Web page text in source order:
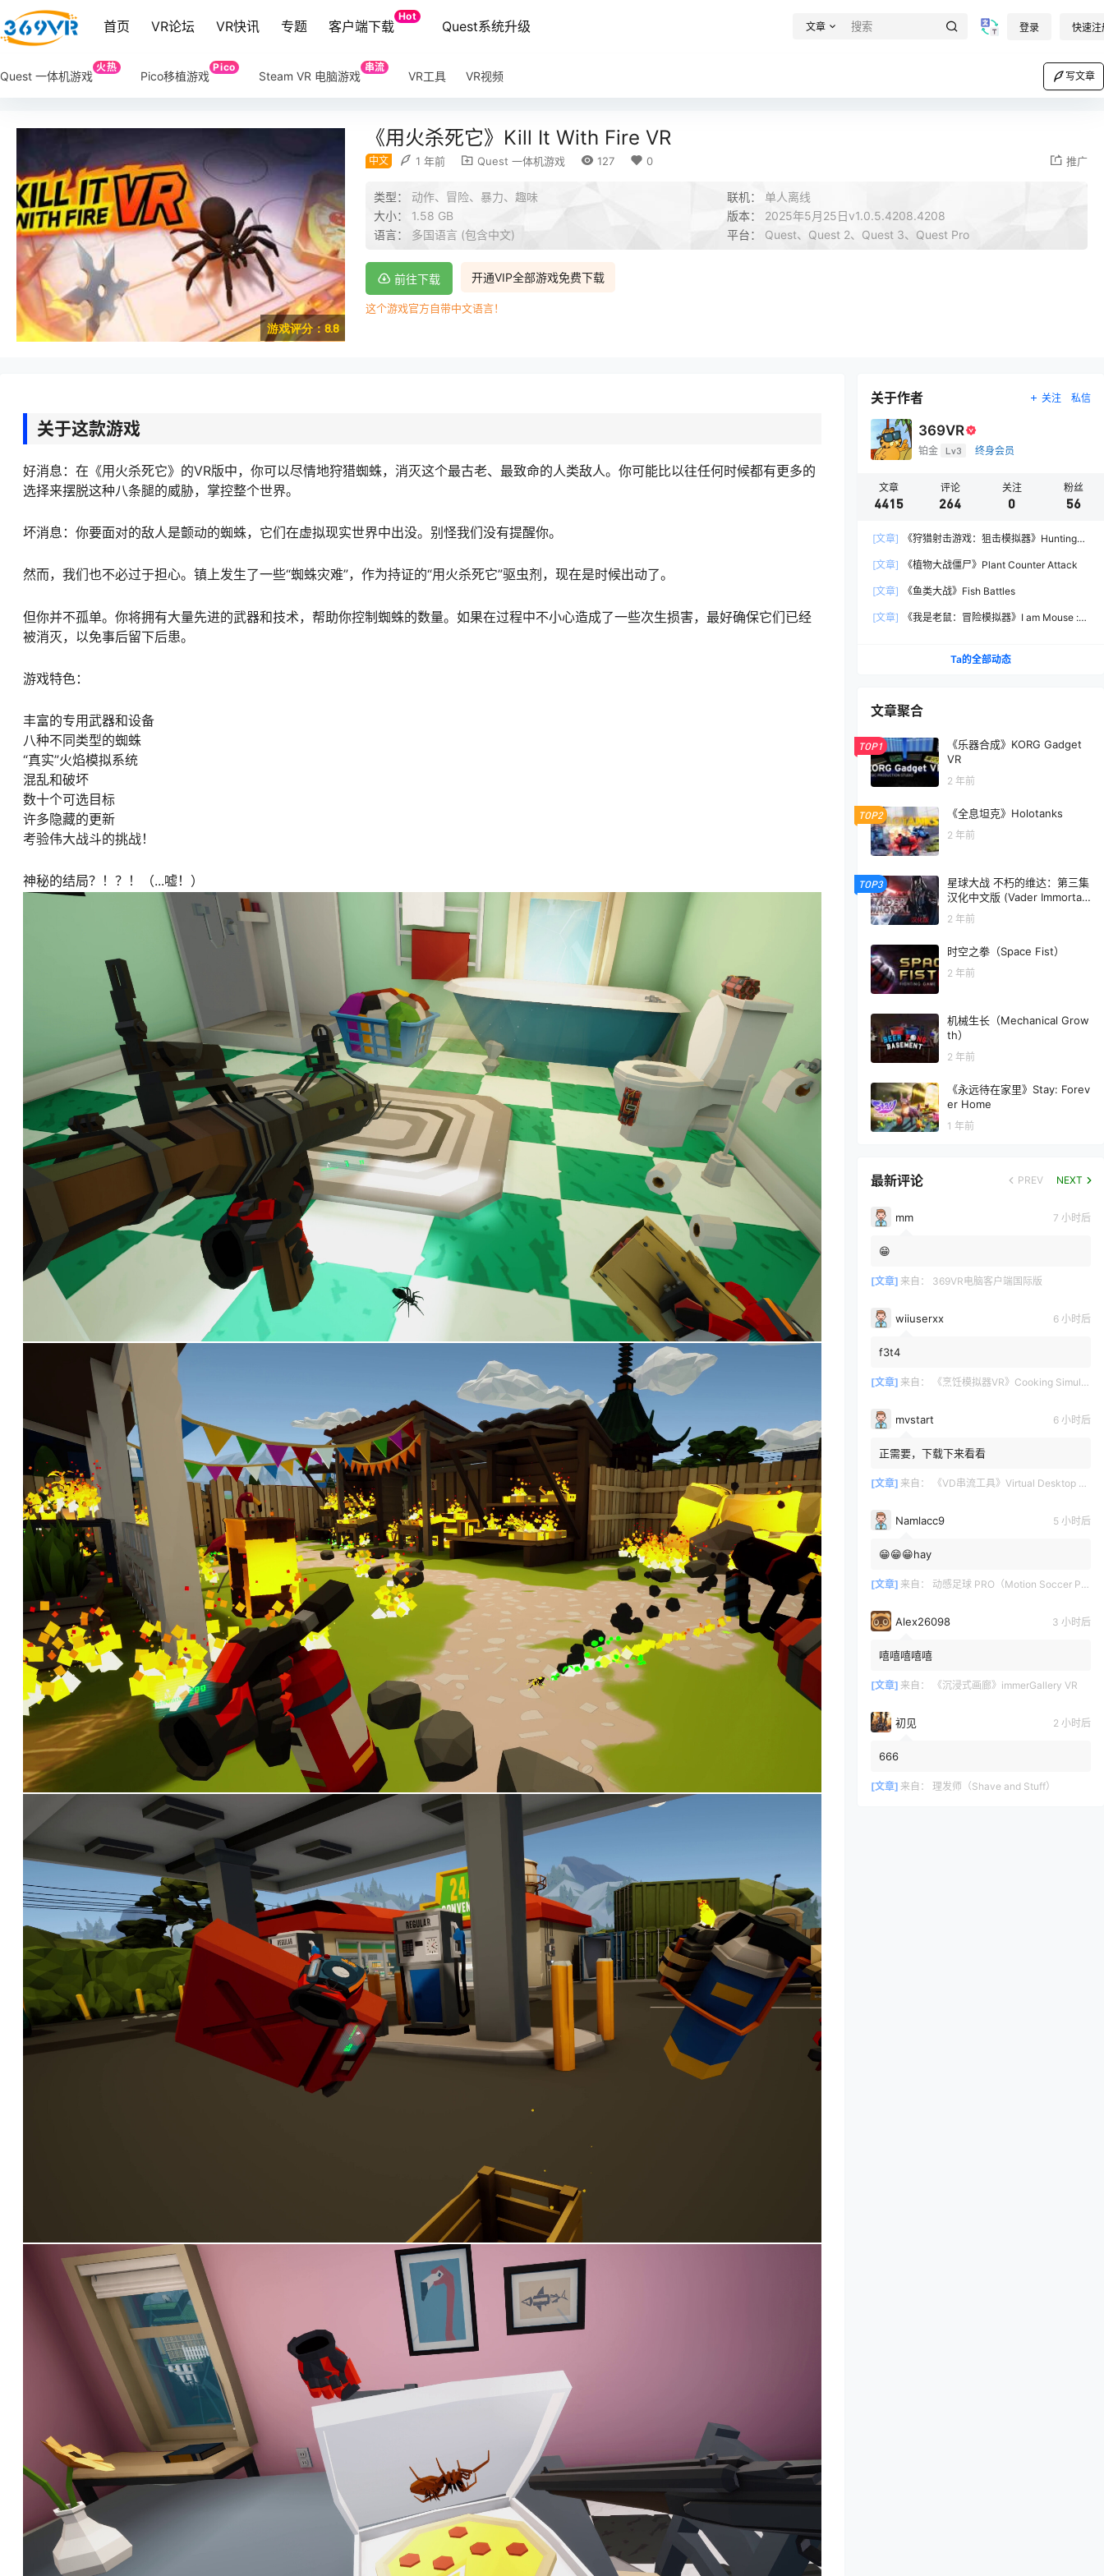
首页 VR论坛 VR快讯 专题 客户端下载
Hot
Quest系统升级 文章 登录 快速注
Quest 一体机游戏
火热
Pico移植游戏
Pico
Steam VR 电脑游戏
串流
VR工具 VR视频 写文章
游戏评分：8.8
《用火杀死它》Kill It With Fire VR
中文 1 年前 Quest 一体机游戏 127 0 推广
类型： 动作、冒险、暴力、趣味 联机： 单人离线
大小： 1.58 GB 版本： 2025年5月25日v1.0.5.4208.4208
语言： 多国语言 (包含中文) 平台： Quest、Quest 2、Quest 3、Quest Pro
开通VIP全部游戏免费下载
前往下载
这个游戏官方自带中文语言！
关于这款游戏
好消息：在《用火杀死它》的VR版中，你可以尽情地狩猎蜘蛛，消灭这个最古老、最致命的人类敌人。你可能比以往任何时候都有更多的
选择来摆脱这种八条腿的威胁，掌控整个世界。
坏消息：你要面对的敌人是颤动的蜘蛛，它们在虚拟现实世界中出没。别怪我们没有提醒你。
然而，我们也不必过于担心。镇上发生了一些“蜘蛛灾难”，作为持证的“用火杀死它”驱虫剂，现在是时候出动了。
但你并不孤单。你将拥有大量先进的武器和技术，帮助你控制蜘蛛的数量。如果在过程中不小心造成了一些次生损害，最好确保它们已经
被消灭，以免事后留下后患。
游戏特色：
丰富的专用武器和设备
八种不同类型的蜘蛛
“真实”火焰模拟系统
混乱和破坏
数十个可选目标
许多隐藏的更新
考验伟大战斗的挑战！
神秘的结局？！？！（...嘘！）
关于作者 关注 私信
369VR
铂金 Lv3 终身会员
文章
4415
评论
264
关注
0
粉丝
56
[文章]
《狩猎射击游戏：狙击模拟器》Hunting
[文章]
《植物大战僵尸》Plant Counter Attack
[文章] 《鱼类大战》Fish Battles
[文章]
《我是老鼠：冒险模拟器》I am Mouse :
Ta的全部动态
文章聚合
TOP1
《乐器合成》KORG Gadget
VR
2 年前
TOP2 《全息坦克》Holotanks
2 年前
TOP3
星球大战 不朽的维达：第三集
汉化中文版 (Vader Immortal:
Episode III)
2 年前
时空之拳（Space Fist）
2 年前
机械生长（Mechanical Grow
th）
2 年前
《永远待在家里》Stay: Forev
er Home
1 年前
最新评论 PREV NEXT
mm 7 小时后
😁
[文章] 来自： 369VR电脑客户端国际版
wiiuserxx 6 小时后
f3t4
[文章] 来自： 《烹饪模拟器VR》Cooking Simulator VR
mvstart 6 小时后
正需要，下载下来看看
[文章] 来自： 《VD串流工具》Virtual Desktop 破解版
Namlacc9 5 小时后
😁😁😁hay
[文章] 来自： 动感足球 PRO（Motion Soccer PRO）
Alex26098 3 小时后
嘻嘻嘻嘻嘻
[文章] 来自： 《沉浸式画廊》immerGallery VR
初见 2 小时后
666
[文章] 来自： 理发师（Shave and Stuff）